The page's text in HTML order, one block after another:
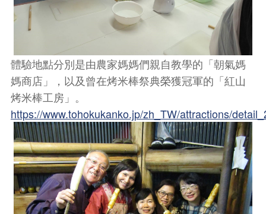
體驗地點分別是由農家媽媽們親自教學的「朝氣媽
媽商店」，以及曾在烤米棒祭典榮獲冠軍的「紅山
烤米棒工房」。
https://www.tohokukanko.jp/zh_TW/attractions/